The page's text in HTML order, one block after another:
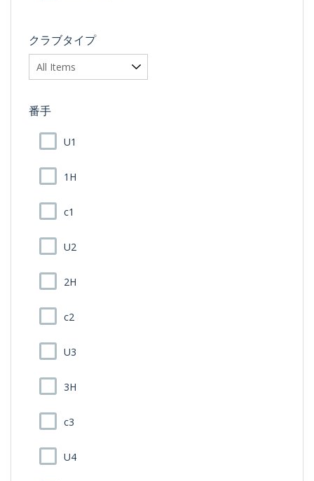
クラブタイプ
番手
U1
1H
c1
U2
2H
c2
U3
3H
c3
U4